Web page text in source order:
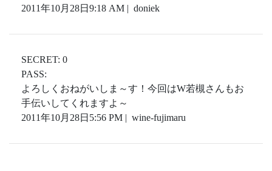
2011年10月28日9:18 AM | doniek
SECRET: 0
PASS:
よろしくおねがいしま～す！今回はW若槻さんもお
手伝いしてくれますよ～
2011年10月28日5:56 PM | wine-fujimaru